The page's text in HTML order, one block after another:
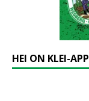
HEI ON KLEI-APP